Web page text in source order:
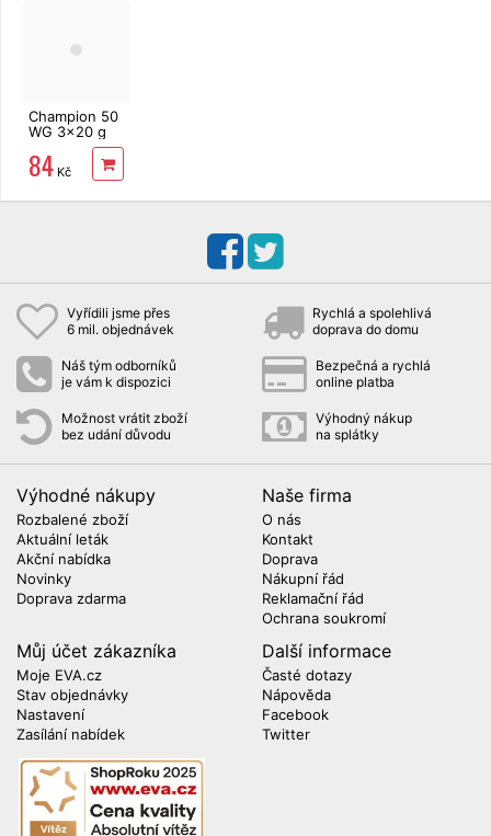
Champion 50
WG 3x20 g
84 Kč
Vyřídili jsme přes
6 mil. objednávek
Rychlá a spolehlivá
doprava do domu
Náš tým odborníků
je vám k dispozici
Bezpečná a rychlá
online platba
Možnost vrátit zboží
bez udání důvodu
Výhodný nákup
na splátky
Výhodné nákupy
Rozbalené zboží
Aktuální leták
Akční nabídka
Novinky
Doprava zdarma
Naše firma
O nás
Kontakt
Doprava
Nákupní řád
Reklamační řád
Ochrana soukromí
Můj účet zákazníka
Moje EVA.cz
Stav objednávky
Nastavení
Zasílání nabídek
Další informace
Časté dotazy
Nápověda
Facebook
Twitter